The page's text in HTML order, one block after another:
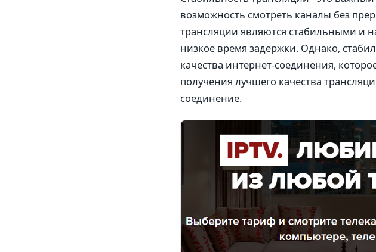
возможность смотреть каналы без
трансляции являются стабильными и
низкое время задержки. Однако,
качества интернет-соединения,
получения лучшего качества
соединение.